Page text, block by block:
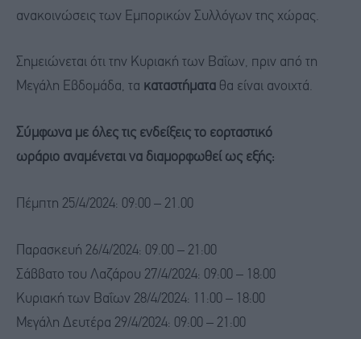
ανακοινώσεις των Εμπορικών Συλλόγων της χώρας.
Σημειώνεται ότι την Κυριακή των Βαΐων, πριν από τη
Μεγάλη Εβδομάδα, τα καταστήματα θα είναι ανοιχτά.
Σύμφωνα με όλες τις ενδείξεις το εορταστικό
ωράριο αναμένεται να διαμορφωθεί ως εξής:
Πέμπτη 25/4/2024: 09:00 – 21.00
Παρασκευή 26/4/2024: 09.00 – 21:00
Σάββατο του Λαζάρου 27/4/2024: 09:00 – 18:00
Κυριακή των Βαΐων 28/4/2024: 11:00 – 18:00
Μεγάλη Δευτέρα 29/4/2024: 09:00 – 21:00